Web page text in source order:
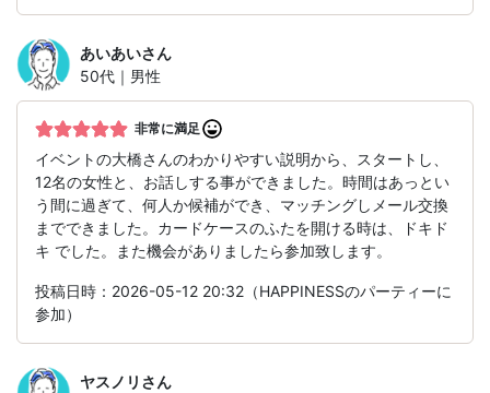
あいあいさん
50代｜男性
非常に満足
イベントの大橋さんのわかりやすい説明から、スタートし、
12名の女性と、お話しする事ができました。時間はあっとい
う間に過ぎて、何人か候補ができ、マッチングしメール交換
までできました。カードケースのふたを開ける時は、ドキド
キ でした。また機会がありましたら参加致します。
投稿日時：2026-05-12 20:32（HAPPINESSのパーティーに
参加）
ヤスノリ さん